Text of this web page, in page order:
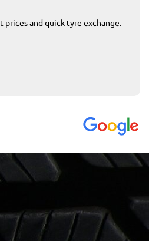
prices and quick tyre exchange.